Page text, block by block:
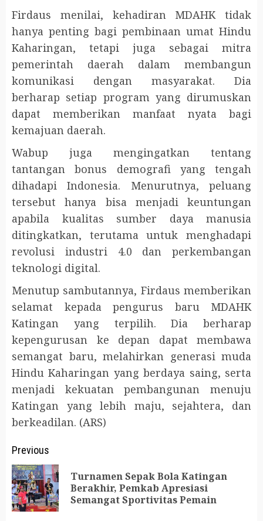
Firdaus menilai, kehadiran MDAHK tidak
hanya penting bagi pembinaan umat Hindu
Kaharingan, tetapi juga sebagai mitra
pemerintah daerah dalam membangun
komunikasi dengan masyarakat. Dia
berharap setiap program yang dirumuskan
dapat memberikan manfaat nyata bagi
kemajuan daerah.
Wabup juga mengingatkan tentang
tantangan bonus demografi yang tengah
dihadapi Indonesia. Menurutnya, peluang
tersebut hanya bisa menjadi keuntungan
apabila kualitas sumber daya manusia
ditingkatkan, terutama untuk menghadapi
revolusi industri 4.0 dan perkembangan
teknologi digital.
Menutup sambutannya, Firdaus memberikan
selamat kepada pengurus baru MDAHK
Katingan yang terpilih. Dia berharap
kepengurusan ke depan dapat membawa
semangat baru, melahirkan generasi muda
Hindu Kaharingan yang berdaya saing, serta
menjadi kekuatan pembangunan menuju
Katingan yang lebih maju, sejahtera, dan
berkeadilan. (ARS)
Post
navigation
Previous
Turnamen Sepak Bola Katingan
Berakhir, Pemkab Apresiasi
Semangat Sportivitas Pemain